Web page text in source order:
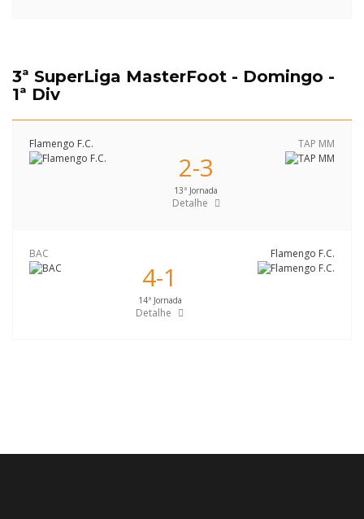
3ª SuperLiga MasterFoot - Domingo -
1ª Div
Flamengo F.C. TAP MM
2-3
13ª Jornada
Detalhe
BAC Flamengo F.C.
4-1
14ª Jornada
Detalhe